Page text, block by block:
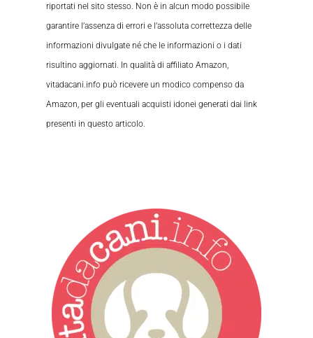
riportati nel sito stesso. Non è in alcun modo possibile
garantire l’assenza di errori e l’assoluta correttezza delle
informazioni divulgate né che le informazioni o i dati
risultino aggiornati. In qualità di affiliato Amazon,
vitadacani.info può ricevere un modico compenso da
Amazon, per gli eventuali acquisti idonei generati dai link
presenti in questo articolo.